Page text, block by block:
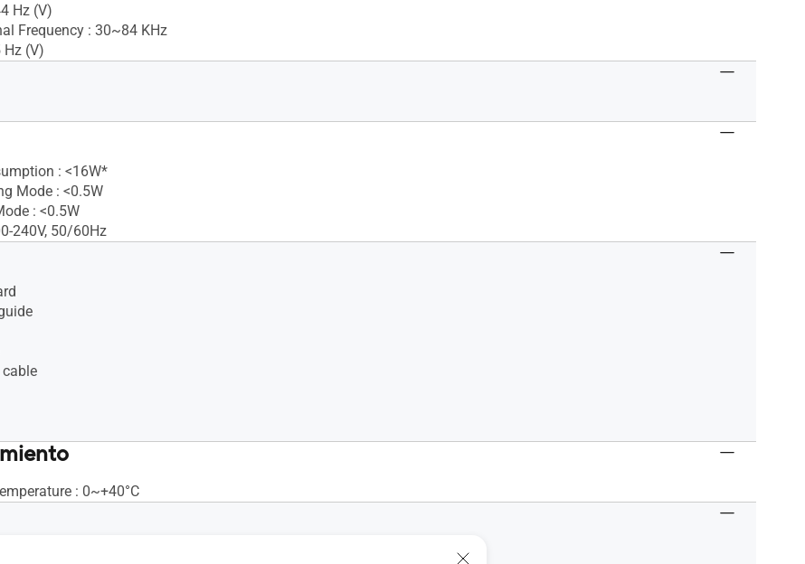
Hz (V)
Frequency : 30~84 KHz
(V)
: <16W*
Mode : <0.5W
: <0.5W
240V, 50/60Hz
: 0~+40°C